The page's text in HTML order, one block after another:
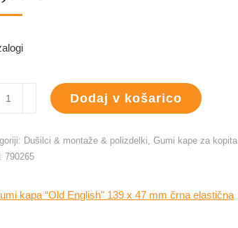
Dodaj v košarico
Dušilci & montaže & polizdelki, Gumi kape za kopita
790265